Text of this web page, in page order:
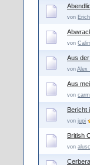
von Erich
von
Aus
von
Aus
von
Bericht
von jupi
British
von